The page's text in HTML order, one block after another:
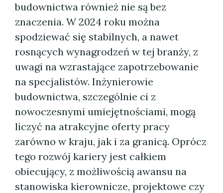
budownictwa również nie są bez
znaczenia. W 2024 roku można
spodziewać się stabilnych, a nawet
rosnących wynagrodzeń w tej branży, z
uwagi na wzrastające zapotrzebowanie
na specjalistów. Inżynierowie
budownictwa, szczególnie ci z
nowoczesnymi umiejętnościami, mogą
liczyć na atrakcyjne oferty pracy
zarówno w kraju, jak i za granicą. Oprócz
tego rozwój kariery jest całkiem
obiecujący, z możliwością awansu na
stanowiska kierownicze, projektowe czy